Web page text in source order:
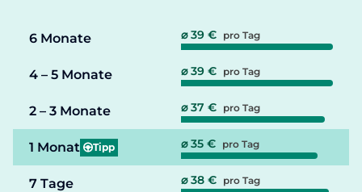
6 Monate ⌀ 39 € pro Tag
4 – 5 Monate ⌀ 39 € pro Tag
2 – 3 Monate ⌀ 37 € pro Tag
1 Monat Tipp ⌀ 35 € pro Tag
7 Tage ⌀ 38 € pro Tag